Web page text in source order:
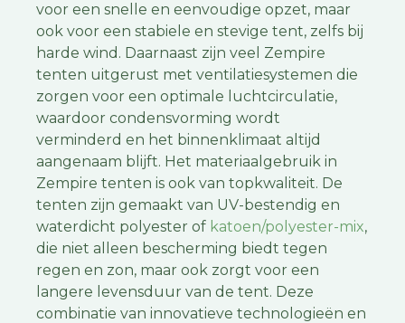
voor een snelle en eenvoudige opzet, maar
ook voor een stabiele en stevige tent, zelfs bij
harde wind. Daarnaast zijn veel Zempire
tenten uitgerust met ventilatiesystemen die
zorgen voor een optimale luchtcirculatie,
waardoor condensvorming wordt
verminderd en het binnenklimaat altijd
aangenaam blijft. Het materiaalgebruik in
Zempire tenten is ook van topkwaliteit. De
tenten zijn gemaakt van UV-bestendig en
waterdicht polyester of katoen/polyester-mix,
die niet alleen bescherming biedt tegen
regen en zon, maar ook zorgt voor een
langere levensduur van de tent. Deze
combinatie van innovatieve technologieën en